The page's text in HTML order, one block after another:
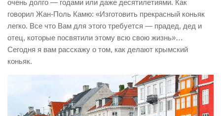
очень долго — годами или даже десятилетиями. Как
говорил Жан-Поль Камю: «Изготовить прекрасный коньяк
легко. Все что Вам для этого требуется — прадед, дед и
отец, которые посвятили этому всю свою жизнь»…
Сегодня я вам расскажу о том, как делают крымский
коньяк.